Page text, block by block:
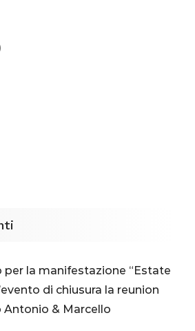
per la manifestazione “Estate
di chiusura la reunion
& Marcello